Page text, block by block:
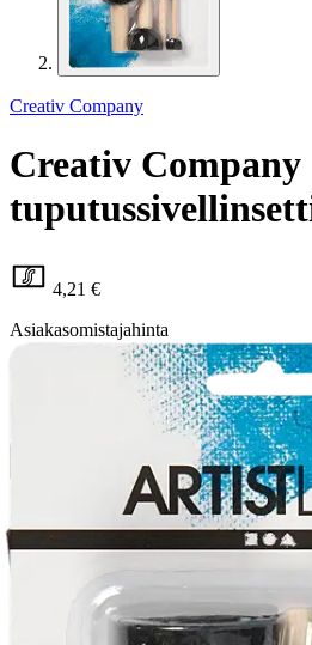
Creativ Company
Creativ Company
4,21 €
Asiakasomistajahinta
Hinta ilman S-Etukorttia: 4,95 €
Verkkokaupan hinta
Valitse toimitustapa
Nouto myymälästä
Ilmainen
Siirry valitsemaan myymälä
Kotiin